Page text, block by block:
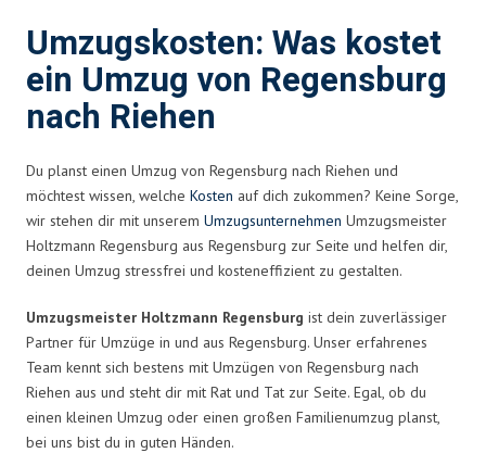
Umzugskosten: Was kostet
ein Umzug von Regensburg
nach Riehen
Du planst einen Umzug von Regensburg nach Riehen und
möchtest wissen, welche Kosten auf dich zukommen? Keine Sorge,
wir stehen dir mit unserem Umzugsunternehmen Umzugsmeister
Holtzmann Regensburg aus Regensburg zur Seite und helfen dir,
deinen Umzug stressfrei und kosteneffizient zu gestalten.
Umzugsmeister Holtzmann Regensburg ist dein zuverlässiger
Partner für Umzüge in und aus Regensburg. Unser erfahrenes
Team kennt sich bestens mit Umzügen von Regensburg nach
Riehen aus und steht dir mit Rat und Tat zur Seite. Egal, ob du
einen kleinen Umzug oder einen großen Familienumzug planst,
bei uns bist du in guten Händen.